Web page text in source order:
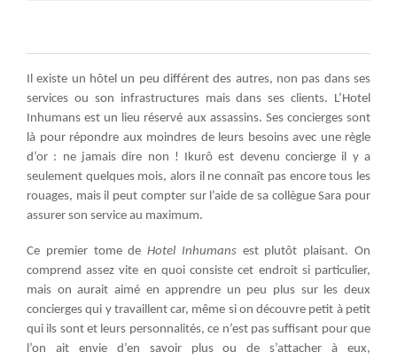
Il existe un hôtel un peu différent des autres, non pas dans ses
services ou son infrastructures mais dans ses clients. L’Hotel
Inhumans est un lieu réservé aux assassins. Ses concierges sont
là pour répondre aux moindres de leurs besoins avec une règle
d’or : ne jamais dire non ! Ikurô est devenu concierge il y a
seulement quelques mois, alors il ne connaît pas encore tous les
rouages, mais il peut compter sur l’aide de sa collègue Sara pour
assurer son service au maximum.
Ce premier tome deHotel Inhumansest plutôt plaisant. On
comprend assez vite en quoi consiste cet endroit si particulier,
mais on aurait aimé en apprendre un peu plus sur les deux
concierges qui y travaillent car, même si on découvre petit à petit
qui ils sont et leurs personnalités, ce n’est pas suffisant pour que
l’on ait envie d’en savoir plus ou de s’attacher à eux,